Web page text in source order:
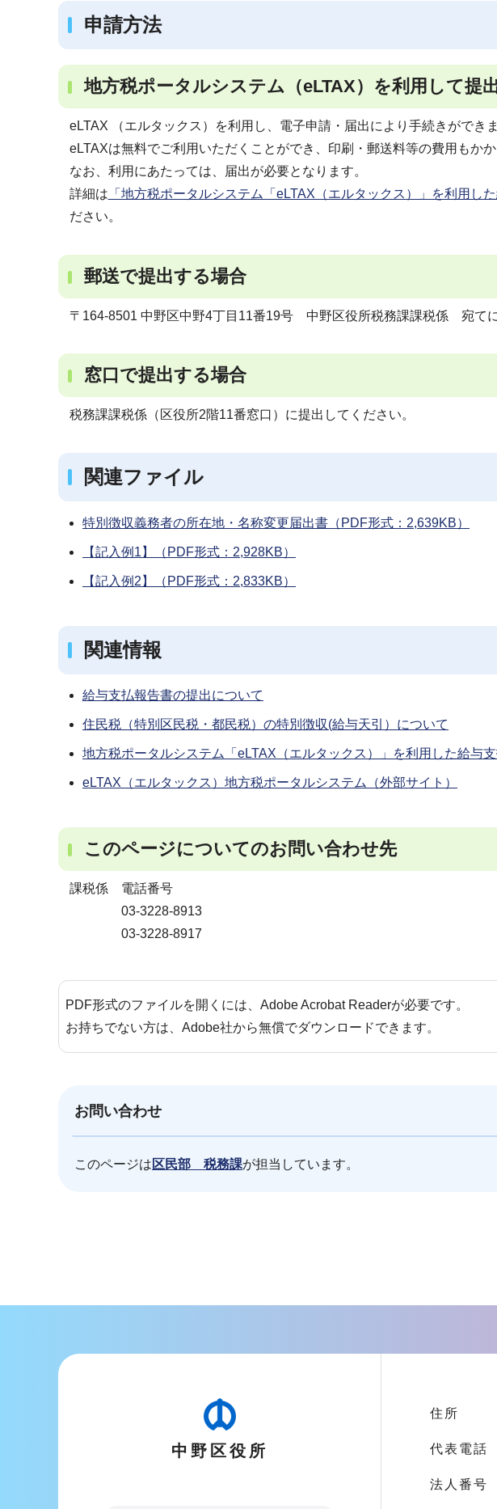
申請方法
地方税ポータルシステム（eLTAX）を利用して提
eLTAX （エルタックス）を利用し、電子申請・届出により手続きができま
eLTAXは無料でご利用いただくことができ、印刷・郵送料等の費用もかか
なお、利用にあたっては、届出が必要となります。
詳細は 「地方税ポータルシステム「eLTAX（エルタックス）」を利用し
ださい。
郵送で提出する場合
〒164-8501 中野区中野4丁目11番19号 中野区役所税務課課税係 宛て
窓口で提出する場合
税務課課税係（区役所2階11番窓口）に提出してください。
関連ファイル
特別徴収義務者の所在地・名称変更届出書（PDF形式：2,639KB）
【記入例1】（PDF形式：2,928KB）
【記入例2】（PDF形式：2,833KB）
関連情報
給与支払報告書の提出について
住民税（特別区民税・都民税）の特別徴収(給与天引）について
地方税ポータルシステム「eLTAX（エルタックス）」を利用した給与
eLTAX（エルタックス）地方税ポータルシステム（外部サイト）
このページについてのお問い合わせ先
課税係 電話番号
03-3228-8913
03-3228-8917
PDF形式のファイルを開くには、Adobe Acrobat Readerが必要です。
お持ちでない方は、Adobe社から無償でダウンロードできます。
お問い合わせ
このページは区民部 税務課が担当しています。
こ
中野区役所
住所
代表電話
法人番号